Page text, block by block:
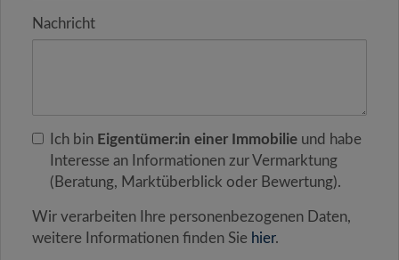
Nachricht
Ich bin Eigentümer:in einer Immobilie und habe
Interesse an Informationen zur Vermarktung
(Beratung, Marktüberblick oder Bewertung).
Wir verarbeiten Ihre personenbezogenen Daten,
weitere Informationen finden Sie hier.